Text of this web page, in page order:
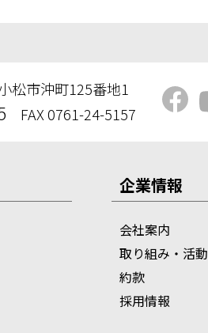
松市沖町125番地1
FAX 0761-24-5157
企業情報
会社案内
取り組み・活動
約款
採用情報